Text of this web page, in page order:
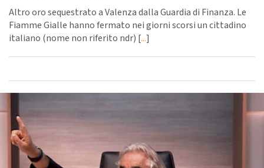
Altro oro sequestrato a Valenza dalla Guardia di Finanza. Le
Fiamme Gialle hanno fermato nei giorni scorsi un cittadino
italiano (nome non riferito ndr) [...]